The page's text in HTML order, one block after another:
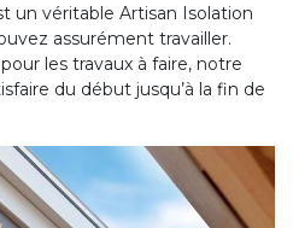
un véritable Artisan Isolation
assurément travailler.
les travaux à faire, notre
du début jusqu’à la fin de